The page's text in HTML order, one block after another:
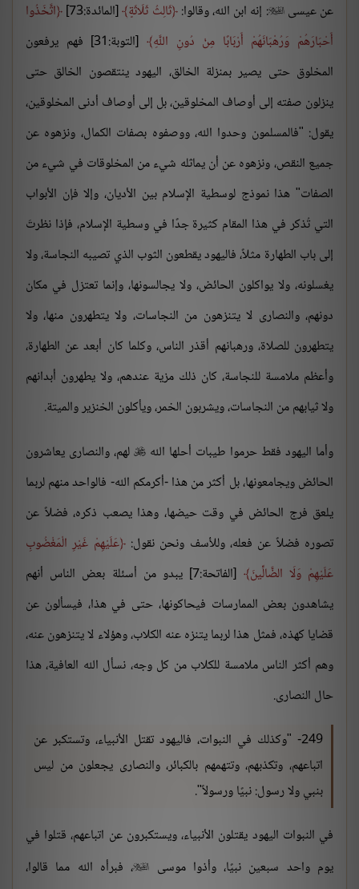
عن عيسى: إنه ابن الله، وقالوا: ثَالِثُ ثَلَاثَةٍ [المائدة:73]
اتَّخَذُوا
أَحْبَارَهُمْ وَرُهْبَانَهُمْ أَرْبَابًا مِنْ دُونِ اللَّهِ
[التوبة:31] فهم يرفعون
المخلوق حتى يصير بمنزلة الخالق، اليهود ينتقصون الخالق حتى
ينزلون صفته إلى أوصاف المخلوقين، بل إلى أوصاف أدنى المخلوقين،
يقول: "فالمسلمون وحدوا الله، ووصفوه بصفات الكمال، ونزهوه عن
جميع النقص، ونزهوه عن أن يماثله شيء من المخلوقات في شيء من
الصفات" هذا نموذج لوسطية الإسلام بين الأديان، وإلا فإن الأبواب
التي تُذكر في هذا المقام كثيرة جدًا في وسطية الإسلام، فإذا نظرتَ
إلى باب الطهارة مثلاً، فاليهود يقطعون الثوب الذي تصيبه النجاسة، ولا
يغسلونه، ولا يواكلون الحائض، ولا يجالسونها، وإنما تعتزل في مكان
دونهم، والنصارى لا يتنزهون من النجاسات، ولا يتطهرون منها، ولا
يتطهرون للصلاة، ورهبانهم أقذر الناس، وكلما كان أبعد عن الطهارة،
وأعظم ملامسة للنجاسة، كان ذلك مزية عندهم، ولا يطهرون أبدانهم
ولا ثيابهم من النجاسات، ويشربون الخمر، ويأكلون الخنزير والميتة.
وأما اليهود فقط حرموا طيبات أحلها الله  لهم، والنصارى يعاشرون
الحائض ويجامعونها، بل أكثر من هذا -أكرمكم الله- فالواحد منهم لربما
يلعق فرج الحائض في وقت حيضها، وهذا يصعب ذكره، فضلاً عن
تصوره فضلاً عن فعله، وللأسف ونحن نقول: عَلَيْهِمْ غَيْرِ الْمَغْضُوبِ
عَلَيْهِمْ وَلَا الضَّالِّينَ
[الفاتحة:7] يبدو من أسئلة بعض الناس أنهم
يشاهدون بعض الممارسات فيحاكونها، حتى في هذا، فيسألون عن
قضايا كهذه، فمثل هذا لربما يتنزه عنه الكلاب، وهؤلاء لا يتنزهون عنه،
وهم أكثر الناس ملامسة للكلاب من كل وجه، نسأل الله العافية، هذا
حال النصارى.
249- "وكذلك في النبوات، فاليهود تقتل الأنبياء، وتستكبر عن
اتباعهم، وتكذبهم، وتتهمهم بالكبائر، والنصارى يجعلون من ليس
بنبي ولا رسول: نبيًا ورسولاً".
في النبوات اليهود يقتلون الأنبياء، ويستكبرون عن اتباعهم، قتلوا في
يوم واحد سبعين نبيًا، وأذوا موسى
، فبرأه الله مما قالوا،